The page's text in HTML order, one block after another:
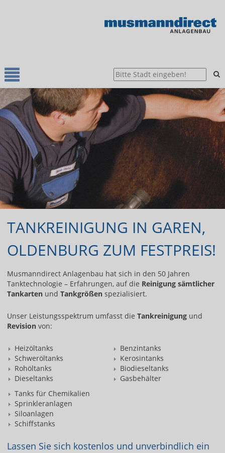
TANKREINIGUNG IN GAREN,
OLDENBURG ZUM FESTPREIS!
Musmanndirect Anlagenbau hat sich in den 50 Jahren
Tanktechnologie – Erfahrungen, auf die Reinigung sämtlicher
Tankarten und Tankgrößen spezialisiert.
Unser Leistungsspektrum umfasst die Tankreinigung und
Revision von:
Heizöltanks
Schweröltanks
Rohöltanks
Dieseltanks
Benzintanks
Kerosintanks
Biodieseltanks
Gasbehälter
Tanks für Chemikalien
Sprinkleranlagen
Siloanlagen
Schiffstanks
Lassen Sie sich kostenlos und unverbindlich ein